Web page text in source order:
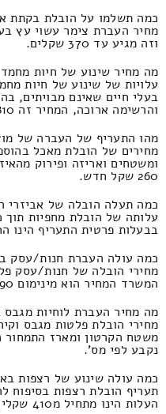
כמה תשלמו על הובלת בקתת
וזה מגיע עד 370 שקלים.
מה מחיר שינוע של חיות
עלויות של שינוע של חיות
בעלי חיים שאינם מבויתים,
והרשימה ארוכה, המחיר זה 810 ולא יותר מ450 שקלים.
מהו התעריף של העברה של
מחירים של הובלת מאכל
260 שקל חדש.
כמה תעלה הובלה של אביזרי
עלותה של הובלת מחפיות תוך
בבעלות פרטית התעריף הינו החל ב410
כמה עולה העברת חנות/עסק
מחירי הובלה של חנות/עסק
המשרד המחיר הוא מינימום 490 שקלים.
מה מחיר העברת לוחיות מגבס
מחירי הובלת פלטות מגבס
נקבע לפי מס'.
כמה עולה שינוע של רצפות
תעריף הובלת רצפות בסיפוח
העלות הינו מתחיל מ410 שקלים חדשים.